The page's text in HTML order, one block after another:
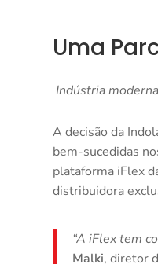
Uma
Indústria
A decisão da
bem-sucedidas
plataforma iFlex
distribuidora
“A iFlex tem
Malki, diretor